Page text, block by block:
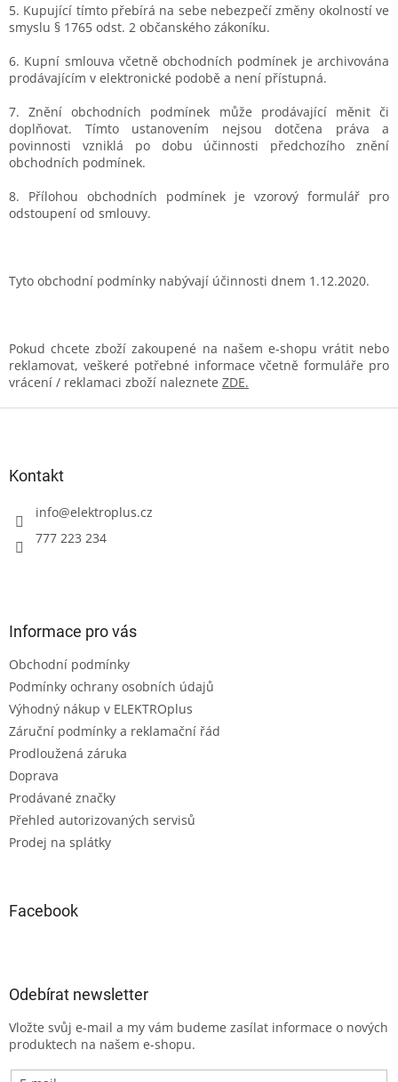
5. Kupující tímto přebírá na sebe nebezpečí změny okolností ve
smyslu § 1765 odst. 2 občanského zákoníku.
6. Kupní smlouva včetně obchodních podmínek je archivována
prodávajícím v elektronické podobě a není přístupná.
7. Znění obchodních podmínek může prodávající měnit či
doplňovat. Tímto ustanovením nejsou dotčena práva a
povinnosti vzniklá po dobu účinnosti předchozího znění
obchodních podmínek.
8. Přílohou obchodních podmínek je vzorový formulář pro
odstoupení od smlouvy.
Tyto obchodní podmínky nabývají účinnosti dnem 1.12.2020.
Pokud chcete zboží zakoupené na našem e-shopu vrátit nebo
reklamovat, veškeré potřebné informace včetně formuláře pro
vrácení / reklamaci zboží naleznete ZDE.
Kontakt
info@elektroplus.cz
777 223 234
Informace pro vás
Obchodní podmínky
Podmínky ochrany osobních údajů
Výhodný nákup v ELEKTROplus
Záruční podmínky a reklamační řád
Prodloužená záruka
Doprava
Prodávané značky
Přehled autorizovaných servisů
Prodej na splátky
Facebook
Odebírat newsletter
Vložte svůj e-mail a my vám budeme zasílat informace o nových
produktech na našem e-shopu.